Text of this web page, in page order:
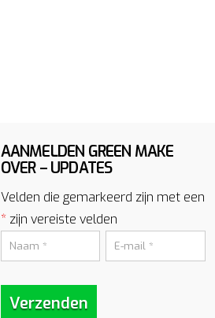
AANMELDEN GREEN MAKE
OVER – UPDATES
Velden die gemarkeerd zijn met een
*zijn vereiste velden